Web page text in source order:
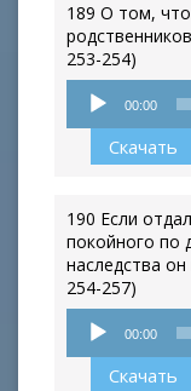
189 О том,
253-254)
Аудиоплеер
00:00
Скачать
190 Если
покойного по
наследства
254-257)
Аудиоплеер
00:00
Скачать